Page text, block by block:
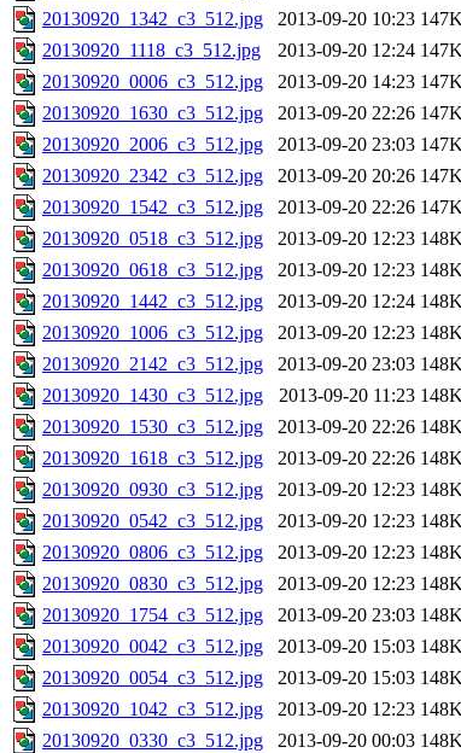
20130920_1342_c3_512.jpg
2013-09-20 10:23
20130920_1118_c3_512.jpg
2013-09-20 12:24
20130920_0006_c3_512.jpg
2013-09-20 14:23
20130920_1630_c3_512.jpg
2013-09-20 22:26
20130920_2006_c3_512.jpg
2013-09-20 23:03
20130920_2342_c3_512.jpg
2013-09-20 20:26
20130920_1542_c3_512.jpg
2013-09-20 22:26
20130920_0518_c3_512.jpg
2013-09-20 12:23
20130920_0618_c3_512.jpg
2013-09-20 12:23
20130920_1442_c3_512.jpg
2013-09-20 12:24
20130920_1006_c3_512.jpg
2013-09-20 12:23
20130920_2142_c3_512.jpg
2013-09-20 23:03
20130920_1430_c3_512.jpg
2013-09-20 11:23
20130920_1530_c3_512.jpg
2013-09-20 22:26
20130920_1618_c3_512.jpg
2013-09-20 22:26
20130920_0930_c3_512.jpg
2013-09-20 12:23
20130920_0542_c3_512.jpg
2013-09-20 12:23
20130920_0806_c3_512.jpg
2013-09-20 12:23
20130920_0830_c3_512.jpg
2013-09-20 12:23
20130920_1754_c3_512.jpg
2013-09-20 23:03
20130920_0042_c3_512.jpg
2013-09-20 15:03
20130920_0054_c3_512.jpg
2013-09-20 15:03
20130920_1042_c3_512.jpg
2013-09-20 12:23
20130920_0330_c3_512.jpg
2013-09-20 00:03